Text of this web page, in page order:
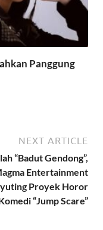
Panggung
NEXT ARTICLE
“Badut Gendong”,
Entertainment
Proyek Horor
“Jump Scare”